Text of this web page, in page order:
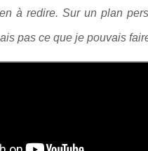
à redire. Sur un plan
pas ce que je pouvais